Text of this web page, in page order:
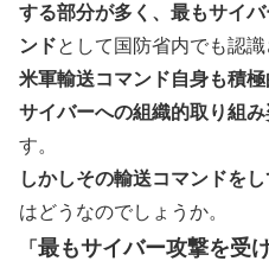
する部分が多く、最もサイ
ンドとして国防省内でも認
米軍輸送コマンド自身も積
サイバーへの組織的取り組
す。
しかしその輸送コマンドをし
はどうなのでしょうか。
「 最もサイバー攻撃を受